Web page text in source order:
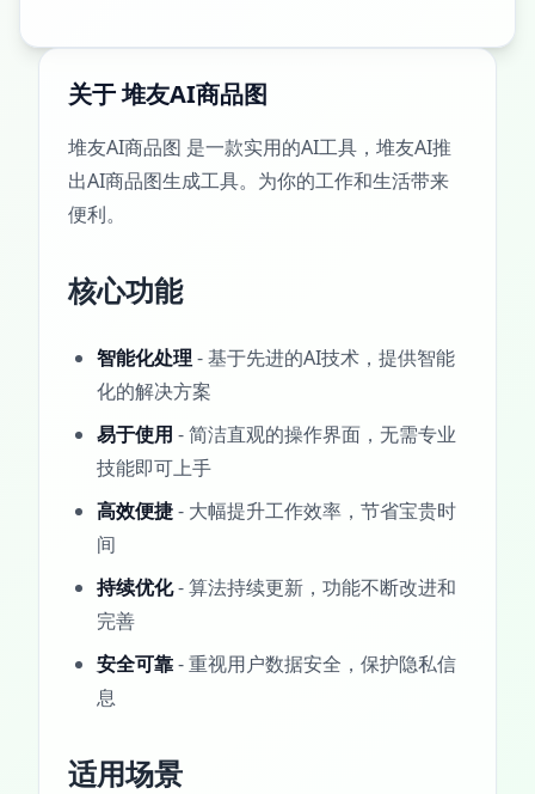
关于 堆友AI商品图
堆友AI商品图 是一款实用的AI工具，堆友AI推
出AI商品图生成工具。为你的工作和生活带来
便利。
核心功能
智能化处理 - 基于先进的AI技术，提供智能
化的解决方案
易于使用 - 简洁直观的操作界面，无需专业
技能即可上手
高效便捷- 大幅提升工作效率，节省宝贵时
间
持续优化- 算法持续更新，功能不断改进和
完善
安全可靠- 重视用户数据安全，保护隐私信
息
适用场景